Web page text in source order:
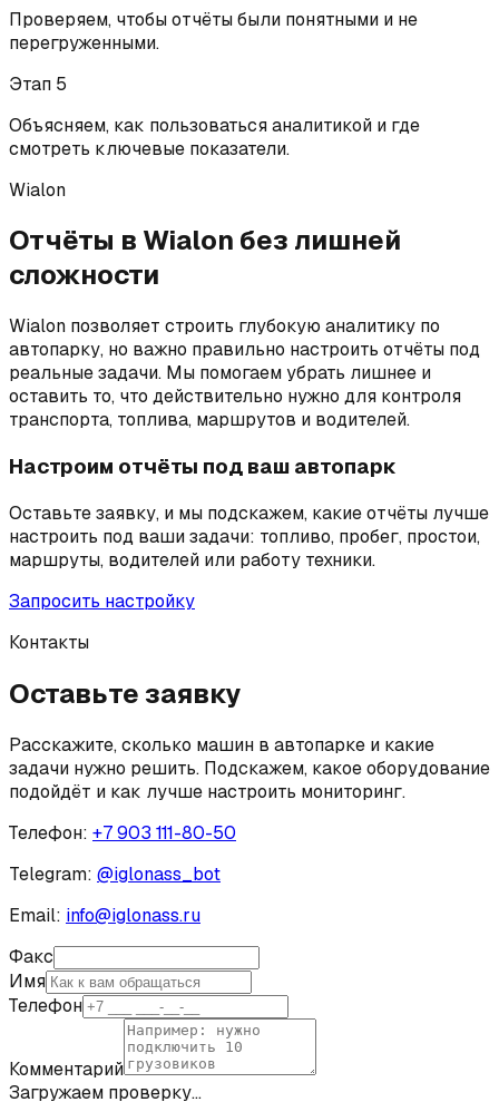
Проверяем, чтобы отчёты были понятными и не
перегруженными.
Этап 5
Объясняем, как пользоваться аналитикой и где
смотреть ключевые показатели.
Wialon
Отчёты в Wialon без лишней
сложности
Wialon позволяет строить глубокую аналитику по
автопарку, но важно правильно настроить отчёты под
реальные задачи. Мы помогаем убрать лишнее и
оставить то, что действительно нужно для контроля
транспорта, топлива, маршрутов и водителей.
Настроим отчёты под ваш автопарк
Оставьте заявку, и мы подскажем, какие отчёты лучше
настроить под ваши задачи: топливо, пробег, простои,
маршруты, водителей или работу техники.
Запросить настройку
Контакты
Оставьте заявку
Расскажите, сколько машин в автопарке и какие
задачи нужно решить. Подскажем, какое оборудование
подойдёт и как лучше настроить мониторинг.
Телефон: +7 903 111-80-50
Telegram: @iglonass_bot
Email: info@iglonass.ru
Факс
Имя
Телефон
Комментарий
Загружаем проверку…